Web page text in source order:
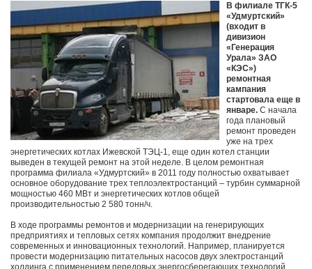
В филиале ТГК-5
«Удмуртский»
(входит в
дивизион
«Генерация
Урала» ЗАО
«КЭС»)
ремонтная
кампания
стартовала еще в
январе. С начала
года плановый
ремонт проведен
уже на трех
энергетических котлах Ижевской ТЭЦ-1, еще один котел станции
выведен в текущей ремонт на этой неделе. В целом ремонтная
программа филиала «Удмуртский» в 2011 году полностью охватывает
основное оборудование трех теплоэлектростанций – турбин суммарной
мощностью 460 МВт и энергетических котлов общей
производительностью 2 580 тонн/ч.
В ходе программы ремонтов и модернизации на генерирующих
предприятиях и тепловых сетях компания продолжит внедрение
современных и инновационных технологий. Например, планируется
провести модернизацию питательных насосов двух электростанций